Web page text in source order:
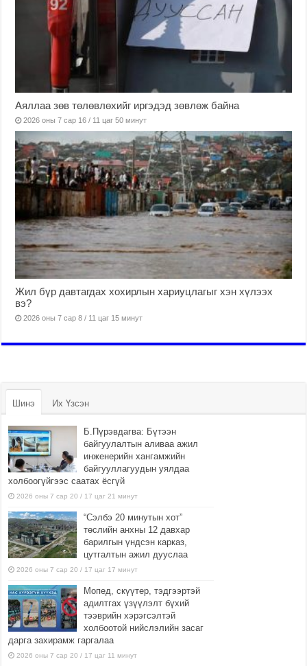
Аяллаа зөв төлөвлөхийг иргэдэд зөвлөж байна
2026 оны 7 сар 16 / 11 цаг 50 минут
Жил бүр давтагдах хохирлын хариуцлагыг хэн хүлээх
вэ?
2026 оны 7 сар 8 / 11 цаг 15 минут
Шинэ Их Үзсэн
Б.Пүрэвдагва: Бүтээн
байгуулалтын аливаа ажил
инженерийн хангамжийн
байгууллагуудын уялдаа
холбоогүйгээс саатах ёсгүй
2026 оны 7 сар 20 / 17 цаг 21 минут
“Сэлбэ 20 минутын хот”
төслийн анхны 12 давхар
барилгын үндсэн карказ,
цутгалтын ажил дууслаа
2026 оны 7 сар 20 / 17 цаг 17 минут
Мопед, скүүтер, тэдгээртэй
адилтгах үзүүлэлт бүхий
тээврийн хэрэгсэлтэй
холбоотой нийслэлийн засаг
дарга захирамж гаргалаа
2026 оны 7 сар 20 / 17 цаг 11 минут